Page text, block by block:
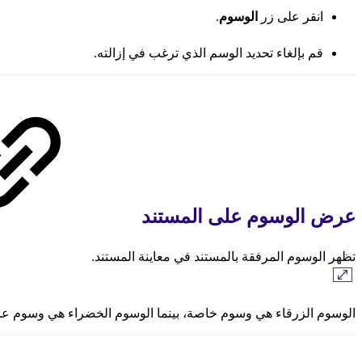
انقر على زر الوسوم.
قم بإلغاء تحديد الوسم الذي ترغب في إزالته.
عرض الوسوم على المستند
تظهر الوسوم المرفقة بالمستند في معاينة المستند.
الوسوم الزرقاء هي وسوم خاصة، بينما الوسوم الخضراء هي وسوم